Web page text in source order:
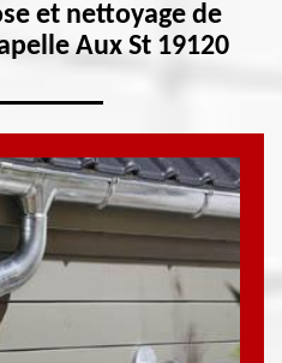
et nettoyage de
Aux St 19120